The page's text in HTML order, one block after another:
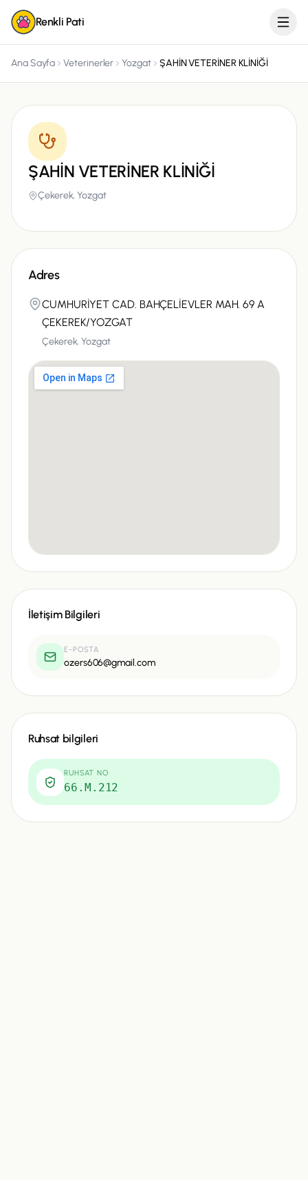
Renkli Pati
Ana Sayfa Veterinerler Yozgat ŞAHİN VETERİNER KLİNİĞİ
ŞAHİN VETERİNER KLİNİĞİ
Çekerek,Yozgat
Adres
CUMHURİYET CAD. BAHÇELİEVLER MAH. 69 A
ÇEKEREK/YOZGAT
Çekerek,Yozgat
İletişim Bilgileri
E-POSTA
ozers606@gmail.com
Ruhsat bilgileri
RUHSAT NO
66.M.212